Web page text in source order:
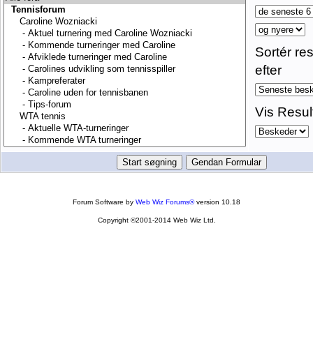
Sortér
efter
Vis
Forum Software by Web Wiz Forums®version 10.18
Copyright ©2001-2014 Web Wiz Ltd.